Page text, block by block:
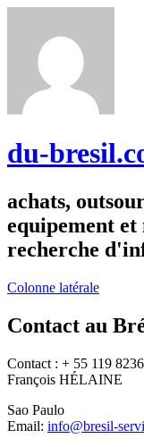
du-
achats,
equipement et
recherche
Colonne latérale
Contact au
Contact : + 55 119
François HÉLAINE
Sao Paulo
Email: info@bresil-